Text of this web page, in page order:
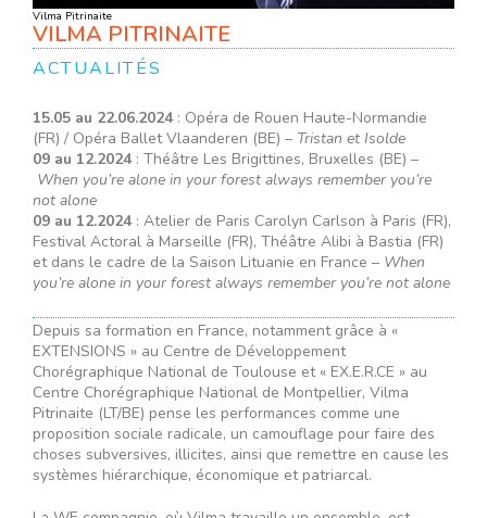
Vilma Pitrinaite
VILMA PITRINAITE
ACTUALITÉS
15.05 au 22.06.2024: Opéra de Rouen Haute-Normandie
(FR) / Opéra Ballet Vlaanderen (BE) – Tristan et Isolde
09 au 12.2024 : Théâtre Les Brigittines, Bruxelles (BE) –
When you’re alone in your forest always remember you’re
not alone
09 au 12.2024: Atelier de Paris Carolyn Carlson à Paris (FR),
Festival Actoral à Marseille (FR), Théâtre Alibi à Bastia (FR)
et dans le cadre de la Saison Lituanie en France – When
you’re alone in your forest always remember you’re not alone
Depuis sa formation en France, notamment grâce à «
EXTENSIONS » au Centre de Développement
Chorégraphique National de Toulouse et « EX.E.R.CE » au
Centre Chorégraphique National de Montpellier, Vilma
Pitrinaite (LT/BE) pense les performances comme une
proposition sociale radicale, un camouflage pour faire des
choses subversives, illicites, ainsi que remettre en cause les
systèmes hiérarchique, économique et patriarcal.